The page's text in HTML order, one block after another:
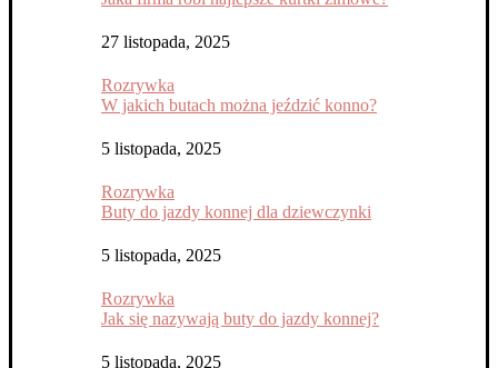
27 listopada, 2025
Rozrywka
W jakich butach można jeździć konno?
5 listopada, 2025
Rozrywka
Buty do jazdy konnej dla dziewczynki
5 listopada, 2025
Rozrywka
Jak się nazywają buty do jazdy konnej?
5 listopada, 2025